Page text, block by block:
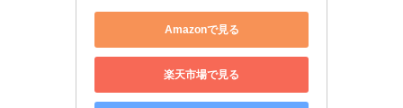
Amazonで見る
楽天市場で見る